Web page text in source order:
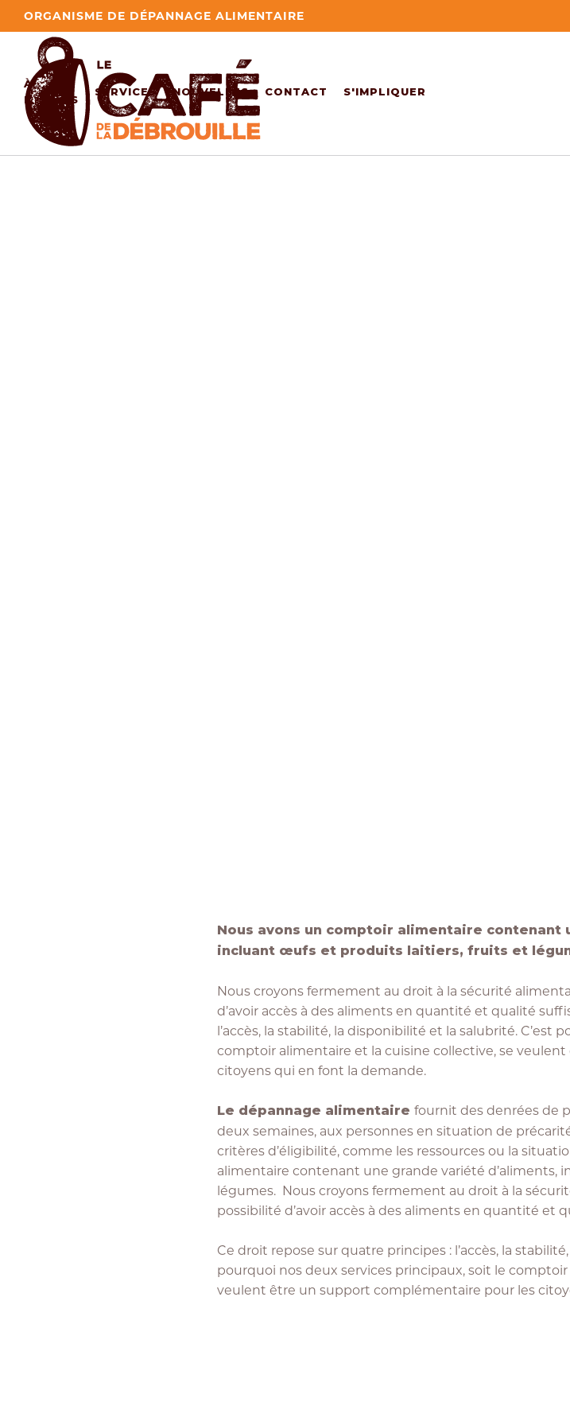
ORGANISME DE DÉPANNAGE ALIMENTAIRE
À
PROPOS
SERVICES NOUVELLES CONTACT S'IMPLIQUER
Nous avons un comptoir alimentaire contenant
incluant œufs et produits laitiers, fruits et
Nous croyons fermement au droit à la sécurité
d’avoir accès à des aliments en quantité et qualité
l’accès, la stabilité, la disponibilité et la salubrité. C’est
comptoir alimentaire et la cuisine collective, se
citoyens qui en font la demande.
Le dépannage alimentaire fournit des denrées de
deux semaines, aux personnes en situation de
critères d’éligibilité, comme les ressources ou la
alimentaire contenant une grande variété
légumes. Nous croyons fermement au droit à la
possibilité d’avoir accès à des aliments en quantité et
Ce droit repose sur quatre principes : l’accès, la
pourquoi nos deux services principaux, soit le
veulent être un support complémentaire pour les